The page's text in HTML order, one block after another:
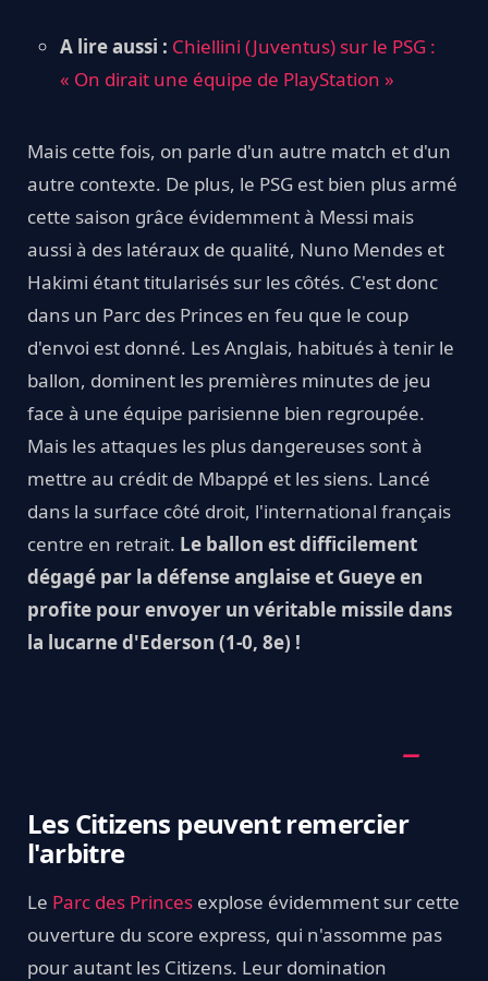
A lire aussi : Chiellini (Juventus) sur le PSG :
« On dirait une équipe de PlayStation »
Mais cette fois, on parle d'un autre match et d'un
autre contexte. De plus, le PSG est bien plus armé
cette saison grâce évidemment à Messi mais
aussi à des latéraux de qualité, Nuno Mendes et
Hakimi étant titularisés sur les côtés. C'est donc
dans un Parc des Princes en feu que le coup
d'envoi est donné. Les Anglais, habitués à tenir le
ballon, dominent les premières minutes de jeu
face à une équipe parisienne bien regroupée.
Mais les attaques les plus dangereuses sont à
mettre au crédit de Mbappé et les siens. Lancé
dans la surface côté droit, l'international français
centre en retrait. Le ballon est difficilement
dégagé par la défense anglaise et Gueye en
profite pour envoyer un véritable missile dans
la lucarne d'Ederson (1-0, 8e) !
Les Citizens peuvent remercier
l'arbitre
Le Parc des Princes explose évidemment sur cette
ouverture du score express, qui n'assomme pas
pour autant les Citizens. Leur domination